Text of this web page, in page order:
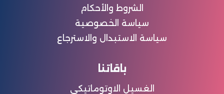
الشروط والأحكام
سياسة الخصوصية
سياسة الاستبدال والاسترجاع
باقاتنا
الغسيل الاوتوماتيكي